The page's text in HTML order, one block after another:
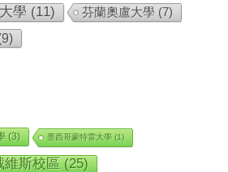
學 (11) 芬蘭奧盧大學 (7)
(3) 墨西哥蒙特雷大學 (1)
維斯校區(25)